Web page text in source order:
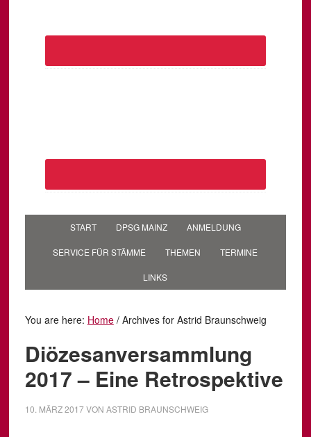
START DPSG MAINZ ANMELDUNG
SERVICE FÜR STÄMME THEMEN TERMINE
LINKS
You are here: Home /Archives for Astrid Braunschweig
Diözesanversammlung
2017 – Eine Retrospektive
10. MÄRZ 2017VON ASTRID BRAUNSCHWEIG